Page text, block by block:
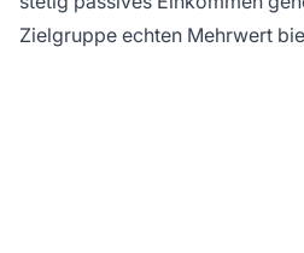
Zielgruppe echten Mehrwert